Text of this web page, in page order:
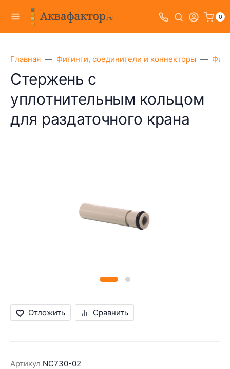
0
Главная Фитинги, соединители и коннекторы
Стержень с
уплотнительным кольцом
для раздаточного крана
Отложить Сравнить
Артикул NC730-02